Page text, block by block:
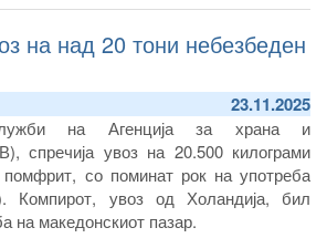
на над 20 тони небезбеден
23.11.2025
на Агенција за храна и
спречија увоз на 20.500 килограми
со поминат рок на употреба
Компирот, увоз од Холандија, бил
на македонскиот пазар.